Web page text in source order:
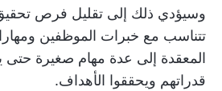
وسيؤدي ذلك إلى تقليل فرص
تتناسب مع خبرات الموظفين
المعقدة إلى عدة مهام صغيرة حتى
قدراتهم ويحققوا الأهداف.